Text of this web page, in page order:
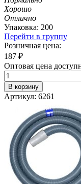
Хорошо
Отлично
Упаковка: 200
Перейти в группу
Розничная цена:
187 ₽
Оптовая цена
В корзину
Артикул: 6261